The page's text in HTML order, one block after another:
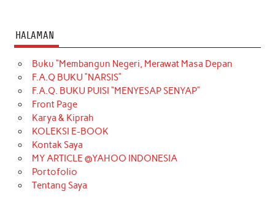
HALAMAN
Buku “Membangun Negeri, Merawat Masa Depan
F.A.Q BUKU “NARSIS”
F.A.Q. BUKU PUISI “MENYESAP SENYAP”
Front Page
Karya & Kiprah
KOLEKSI E-BOOK
Kontak Saya
MY ARTICLE @YAHOO INDONESIA
Portofolio
Tentang Saya